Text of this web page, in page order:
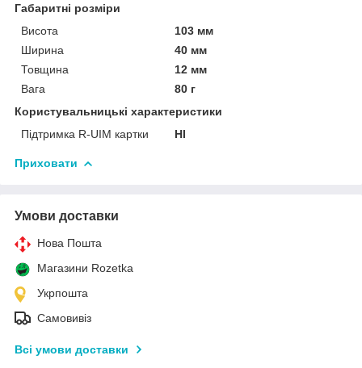
Габаритні розміри
Висота
103 мм
Ширина
40 мм
Товщина
12 мм
Вага
80 г
Користувальницькі характеристики
Підтримка R-UIM картки
НІ
Приховати
Умови доставки
Нова Пошта
Магазини Rozetka
Укрпошта
Самовивіз
Всі умови доставки